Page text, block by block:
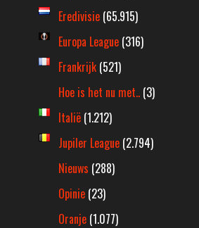
Eredivisie (65.915)
Europa League (316)
Frankrijk (521)
Hoe is het nu met.. (3)
Italië (1.212)
Jupiler League (2.794)
Nieuws (288)
Opinie (23)
Oranje (1.077)